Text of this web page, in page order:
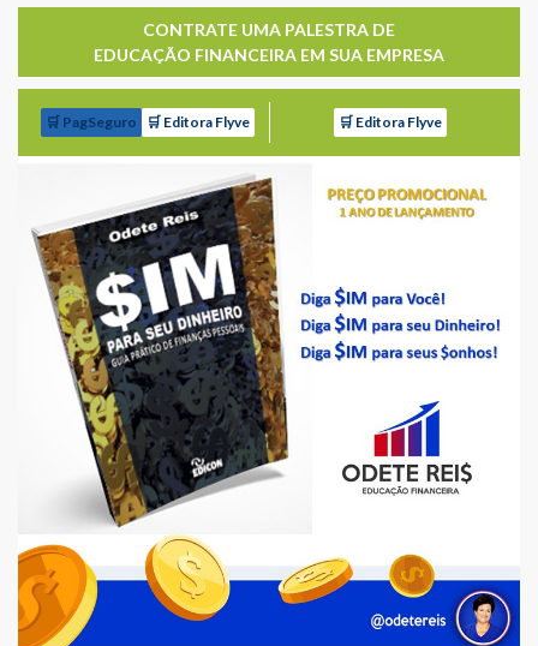
CONTRATE UMA PALESTRA DE
EDUCAÇÃO FINANCEIRA EM SUA EMPRESA
🛒 PagSeguro 🛒 Editora Flyve 🛒 Editora Flyve